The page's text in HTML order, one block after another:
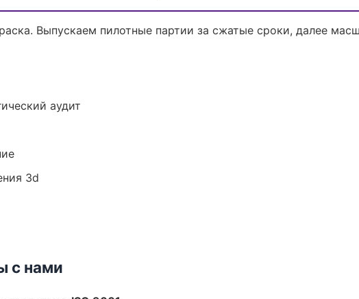
Выпускаем пилотные партии за сжатые сроки, далее
аудит
3d
с нами